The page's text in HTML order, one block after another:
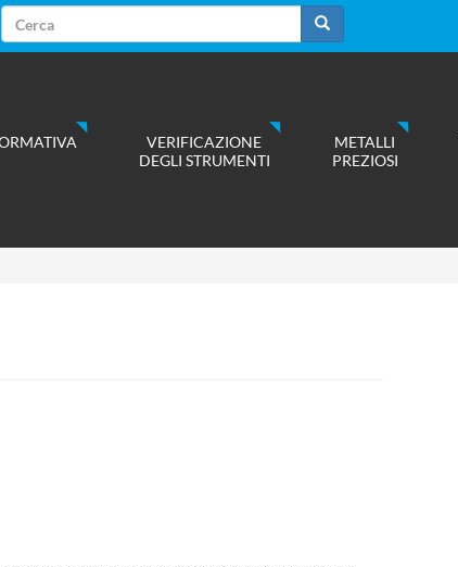
Form
di
Cerca
VERIFICAZIONE
DEGLI STRUMENTI
METALLI
PREZIOSI